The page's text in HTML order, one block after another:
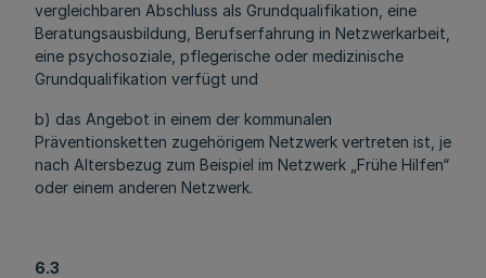
vergleichbaren Abschluss als Grundqualifikation, eine
Beratungsausbildung, Berufserfahrung in Netzwerkarbeit,
eine psychosoziale, pflegerische oder medizinische
Grundqualifikation verfügt und
b) das Angebot in einem der kommunalen
Präventionsketten zugehörigem Netzwerk vertreten ist, je
nach Altersbezug zum Beispiel im Netzwerk „Frühe Hilfen“
oder einem anderen Netzwerk.
6.3